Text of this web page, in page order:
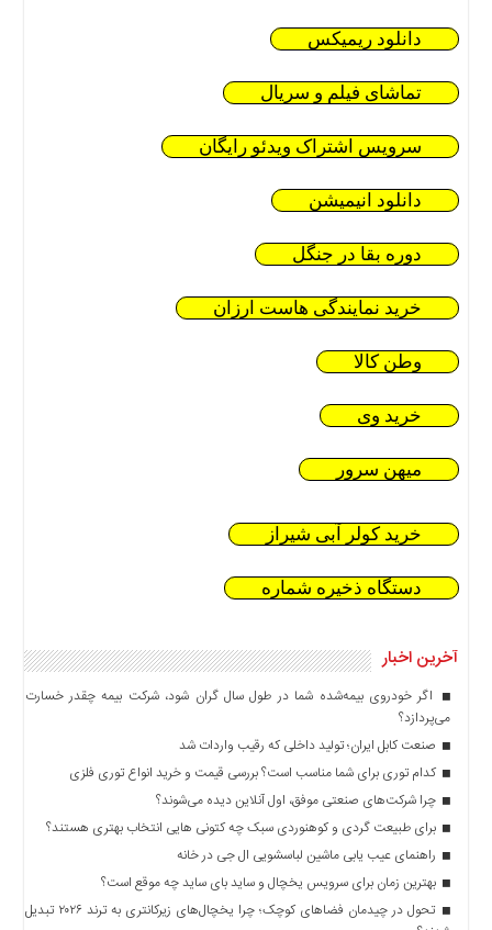
دانلود ریمیکس
تماشای فیلم و سریال
سرویس اشتراک ویدئو رایگان
دانلود انیمیشن
دوره بقا در جنگل
خرید نمایندگی هاست ارزان
وطن کالا
خرید وی
میهن سرور
خرید کولر آبی شیراز
دستگاه ذخیره شماره
آخرین اخبار
اگر خودروی بیمه‌شده شما در طول سال گران شود، شرکت بیمه چقدر خسارت
می‌پردازد؟
صنعت کابل ایران؛ تولید داخلی که رقیب واردات شد
کدام توری برای شما مناسب است؟ بررسی قیمت و خرید انواع توری فلزی
چرا شرکت‌های صنعتی موفق، اول آنلاین دیده می‌شوند؟
برای طبیعت گردی و کوهنوردی سبک چه کتونی هایی انتخاب بهتری هستند؟
راهنمای عیب یابی ماشین لباسشویی ال جی در خانه
بهترین زمان برای سرویس یخچال و ساید بای ساید چه موقع است؟
تحول در چیدمان فضاهای کوچک؛ چرا یخچال‌های زیرکانتری به ترند ۲۰۲۶ تبدیل